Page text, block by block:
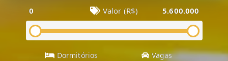
0 Valor (R$) 5.600.000
Dormitórios Vagas